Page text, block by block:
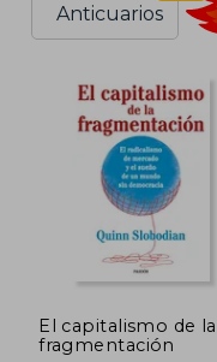
Anticuarios
El capitalismo de la
fragmentación